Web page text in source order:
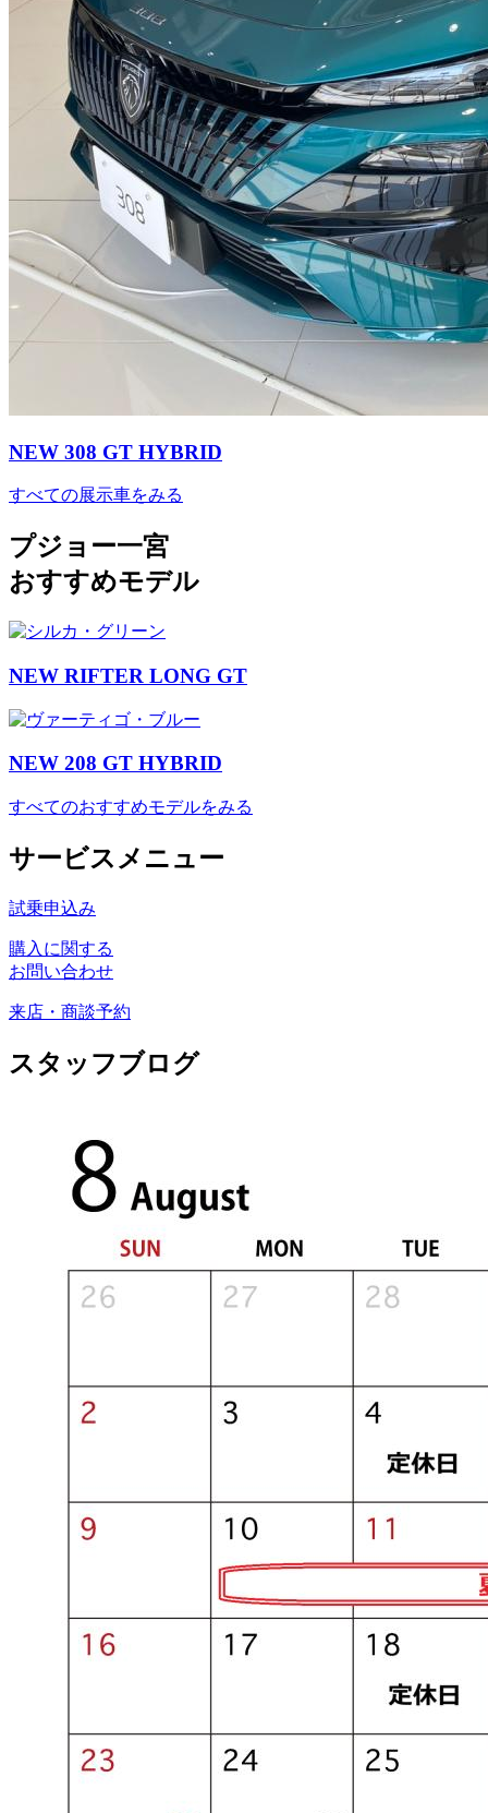
NEW 308 GT HYBRID
すべての展示車をみる
プジョー一宮
おすすめモデル
NEW RIFTER LONG GT
NEW 208 GT HYBRID
すべてのおすすめモデルをみる
サービスメニュー
試乗申込み
購入に関する
お問い合わせ
来店・商談予約
スタッフブログ